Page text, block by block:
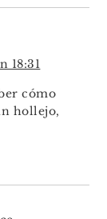
18:31
cómo
hollejo,